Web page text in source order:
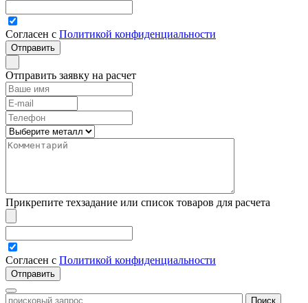
Согласен с Политикой конфиденциальности
Отправить заявку на расчет
Прикрепите техзадание или список товаров для расчета
Согласен с Политикой конфиденциальности